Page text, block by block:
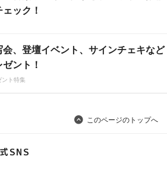
ック！
会、登壇イベント、サインチェキなど
ント！
ント特集
このページのトップへ